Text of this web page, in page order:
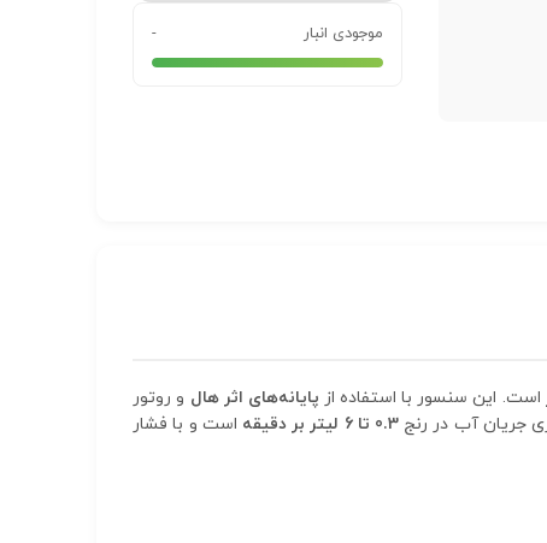
موجودی انبار -
است. این سنسور با استفاده از پایانه‌های اثر هال و روتور
0.3 تا 6 لیتر بر دقیقه
است و با فشار